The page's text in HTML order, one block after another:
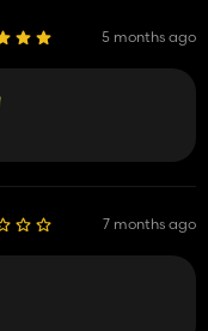
5 months ago
7 months ago